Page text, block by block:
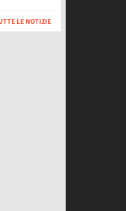
LE NOTIZIE